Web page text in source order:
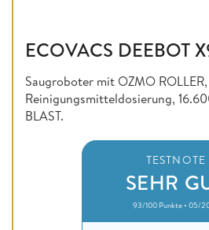
ECOVACS DEEBOT
Saugroboter mit OZMO ROLLER,
Reinigungsmitteldosierung,
BLAST.
TESTNOTE
SEHR
93/100 Punkte • 05/